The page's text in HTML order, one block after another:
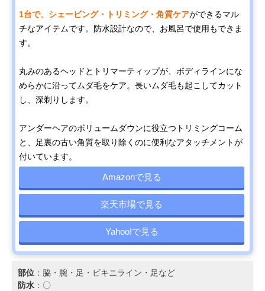
1台で、シェービング・トリミング・角質ケアができるマル
チなアイテムです。防水設計なので、お風呂で使用もできま
す。
丸みのあるヘッドとトリマーティップが、ボディラインにな
めらかに沿ってムダ毛をケア。長いムダ毛も起こしてカット
し、深剃りします。
アンダーヘアのボリュームダウンに役立つトリミングコーム
と、足裏の古い角質を取り除くのに便利なアタッチメントが
付いています。
Amazonで見る
楽天市場で見る
Yahoo!で見る
部位 ：脇・腕・足・ビキニライン・足など
防水 ：〇